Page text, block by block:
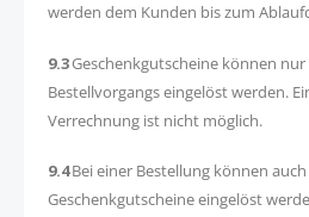
werden dem Kunden bis zum
9.3Geschenkgutscheine können
Bestellvorgangs eingelöst werden.
Verrechnung ist nicht möglich.
9.4Bei einer Bestellung können
Geschenkgutscheine eingelöst